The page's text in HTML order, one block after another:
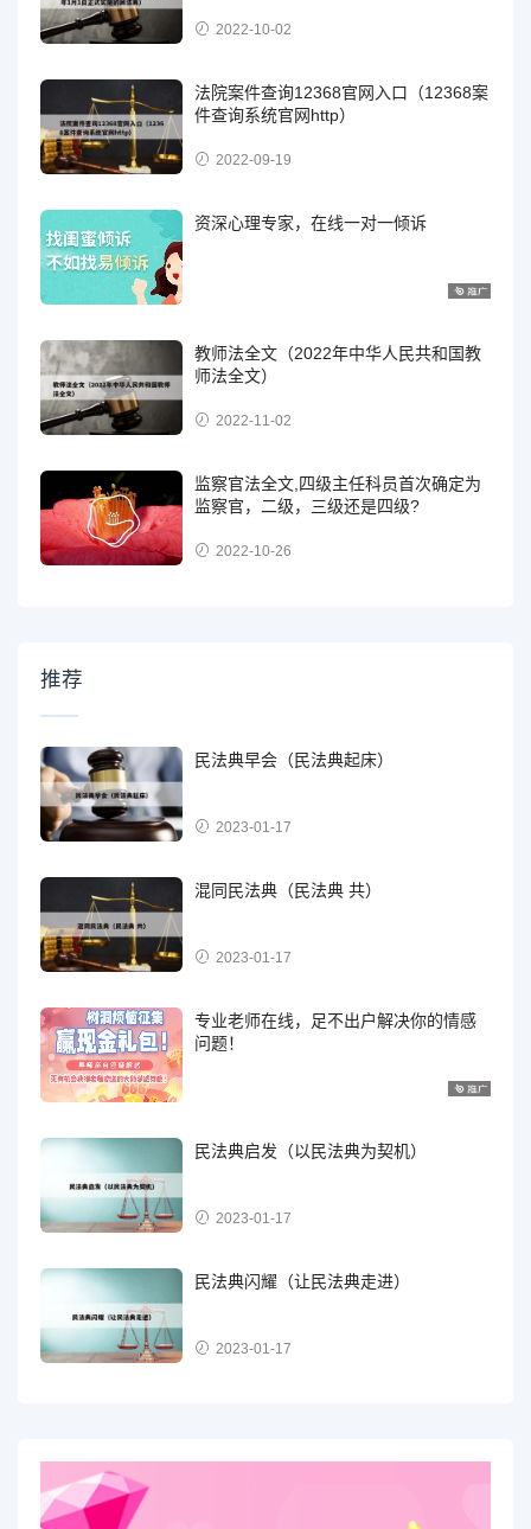
2022-10-02
法院案件查询12368官网入口（12368案
件查询系统官网http）
2022-09-19
资深心理专家，在线一对一倾诉
教师法全文（2022年中华人民共和国教
师法全文）
2022-11-02
监察官法全文,四级主任科员首次确定为
监察官，二级，三级还是四级?
2022-10-26
推荐
民法典早会（民法典起床）
2023-01-17
混同民法典（民法典 共）
2023-01-17
专业老师在线，足不出户解决你的情感
问题！
民法典启发（以民法典为契机）
2023-01-17
民法典闪耀（让民法典走进）
2023-01-17